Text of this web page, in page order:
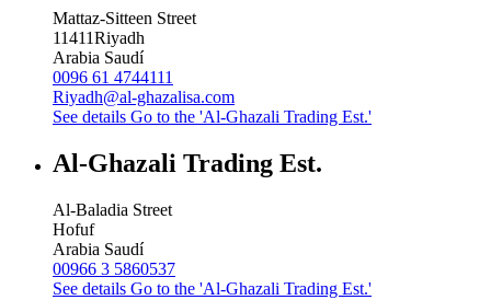
Mattaz-Sitteen Street
11411Riyadh
Arabia Saudí
0096 61 4744111
Riyadh@al-ghazalisa.com
See details Go to the 'Al-Ghazali Trading Est.'
Al-Ghazali Trading Est.
Al-Baladia Street
Hofuf
Arabia Saudí
00966 3 5860537
See details Go to the 'Al-Ghazali Trading Est.'